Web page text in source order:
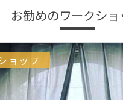
お勧めのワークシ
ョップ